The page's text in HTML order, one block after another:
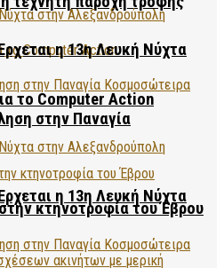
το Computer Action
η 13η Λευκή Νύχτα
η 13η Λευκή Νύχτα
στην Παναγία
κτηνοτροφία του Έβρου